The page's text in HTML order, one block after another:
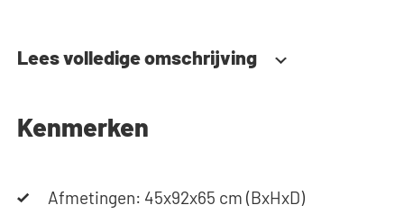
worden gemonteerd, en dankzij het soft-close
systeem sluit de deur altijd soepel en geruisloos,
instructies of gebruik onze configurator om je
mail. Let op: de kasten worden als bouwpakket
Lees volledige omschrijving
Kenmerken
Afmetingen: 45x92x65 cm (BxHxD)